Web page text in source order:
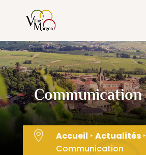
content
Communication
 Accueil ‣ Actualités‣
Communication